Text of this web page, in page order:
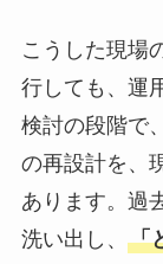
こうした現場
行しても、運
検討の段階で
の再設計を、
あります。過
洗い出し、 「